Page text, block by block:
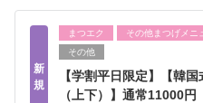
新
規
まつエク その他まつげメニ
その他
【学割平日限定】【韓
（上下）】通常11000円